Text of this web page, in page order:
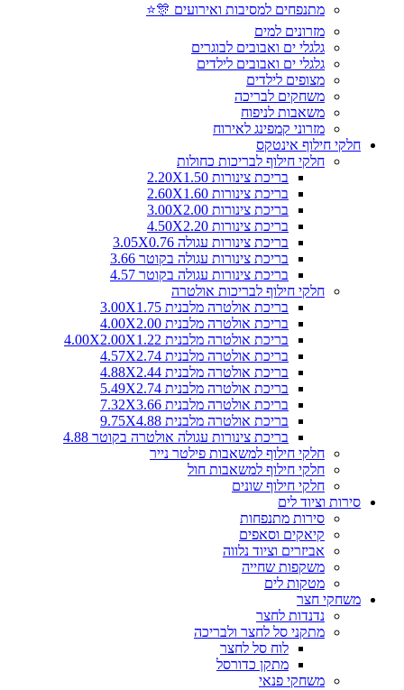
מתנפחים למסיבות ואירועים 🎊⭐
מזרונים למים
גלגלי ים ואבובים לבוגרים
גלגלי ים ואבובים לילדים
מצופים לילדים
משחקים לבריכה
משאבות לניפוח
מזרוני קמפינג לאירוח
חלקי חילוף אינטקס
חלקי חילוף לבריכות כחולות
בריכת צינורות 2.20X1.50
בריכת צינורות 2.60X1.60
בריכת צינורות 3.00X2.00
בריכת צינורות 4.50X2.20
בריכת צינורות עגולה 3.05X0.76
בריכת צינורות עגולה בקוטר 3.66
בריכת צינורות עגולה בקוטר 4.57
חלקי חילוף לבריכות אולטרה
בריכת אולטרה מלבנית 3.00X1.75
בריכת אולטרה מלבנית 4.00X2.00
בריכת אולטרה מלבנית 4.00X2.00X1.22
בריכת אולטרה מלבנית 4.57X2.74
בריכת אולטרה מלבנית 4.88X2.44
בריכת אולטרה מלבנית 5.49X2.74
בריכת אולטרה מלבנית 7.32X3.66
בריכת אולטרה מלבנית 9.75X4.88
בריכת צינורות עגולה אולטרה בקוטר 4.88
חלקי חילוף למשאבות פילטר נייר
חלקי חילוף למשאבות חול
חלקי חילוף שונים
סירות וציוד לים
סירות מתנפחות
קיאקים וסאפים
אביזרים וציוד נלווה
משקפות שחייה
מטקות לים
משחקי חצר
נדנדות לחצר
מתקני סל לחצר ולבריכה
לוח סל לחצר
מתקן כדורסל
משחקי פנאי